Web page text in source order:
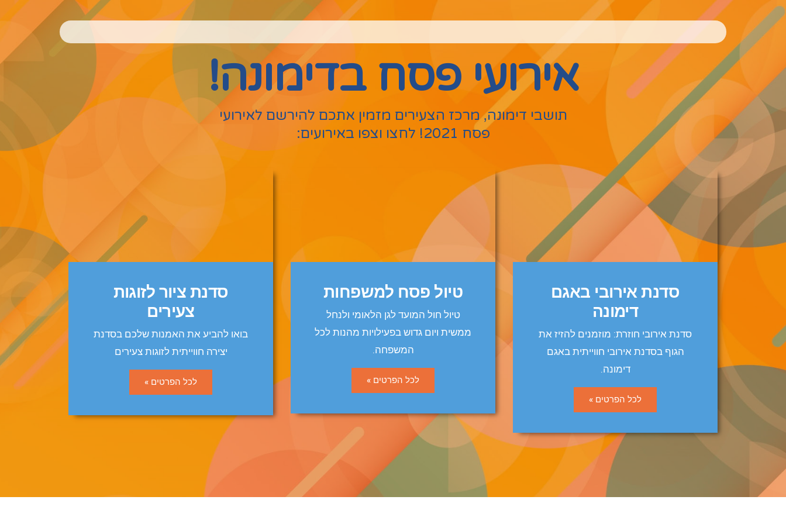
אירועי פסח בדימונה!
תושבי דימונה, מרכז הצעירים מזמין אתכם להירשם לאירועי
פסח 2021! לחצו וצפו באירועים:
סדנת אירובי באגם
דימונה
סדנת אירובי חוזרת: מוזמנים להזיז את
הגוף בסדנת אירובי חווייתית באגם
דימונה.
לכל הפרטים »
טיול פסח למשפחות
טיול חול המועד לגן הלאומי ולנחל
ממשית ויום גדוש בפעילויות מהנות לכל
המשפחה.
לכל הפרטים »
סדנת ציור לזוגות
צעירים
בואו להביע את האמנות שלכם בסדנת
יצירה חווייתית לזוגות צעירים
לכל הפרטים »